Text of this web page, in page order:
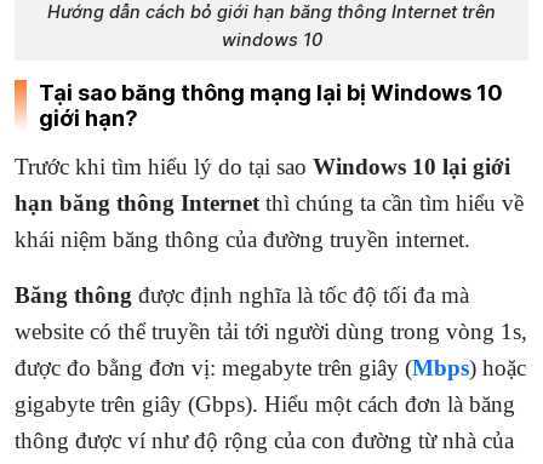
Hướng dẫn cách bỏ giới hạn băng thông Internet trên
windows 10
Tại sao băng thông mạng lại bị Windows 10
giới hạn?
Trước khi tìm hiểu lý do tại sao Windows 10 lại giới
hạn băng thông Internet thì chúng ta cần tìm hiểu về
khái niệm băng thông của đường truyền internet.
Băng thông được định nghĩa là tốc độ tối đa mà
website có thể truyền tải tới người dùng trong vòng 1s,
được đo bằng đơn vị: megabyte trên giây (Mbps) hoặc
gigabyte trên giây (Gbps). Hiểu một cách đơn là băng
thông được ví như độ rộng của con đường từ nhà của